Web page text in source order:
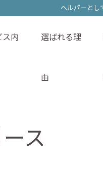
ヘルパーとし
ホーム サービス内容
ヘルパーとし
ス内 選ばれる理
由
ス